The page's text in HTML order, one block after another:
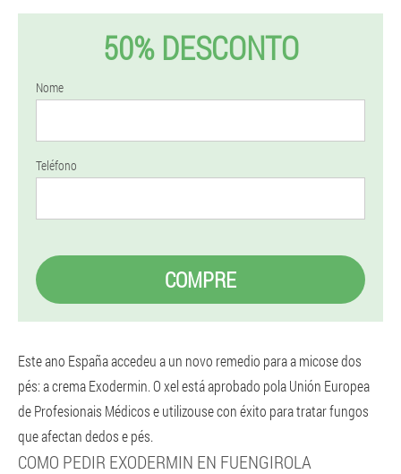
50% DESCONTO
Nome
Teléfono
COMPRE
Este ano España accedeu a un novo remedio para a micose dos
pés: a crema Exodermin. O xel está aprobado pola Unión Europea
de Profesionais Médicos e utilizouse con éxito para tratar fungos
que afectan dedos e pés.
COMO PEDIR EXODERMIN EN FUENGIROLA